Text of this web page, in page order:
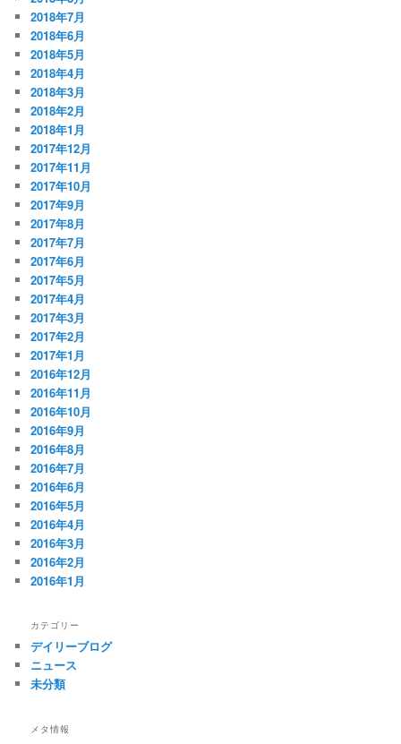
2018年7月
2018年6月
2018年5月
2018年4月
2018年3月
2018年2月
2018年1月
2017年12月
2017年11月
2017年10月
2017年9月
2017年8月
2017年7月
2017年6月
2017年5月
2017年4月
2017年3月
2017年2月
2017年1月
2016年12月
2016年11月
2016年10月
2016年9月
2016年8月
2016年7月
2016年6月
2016年5月
2016年4月
2016年3月
2016年2月
2016年1月
カテゴリー
デイリーブログ
ニュース
未分類
メタ情報